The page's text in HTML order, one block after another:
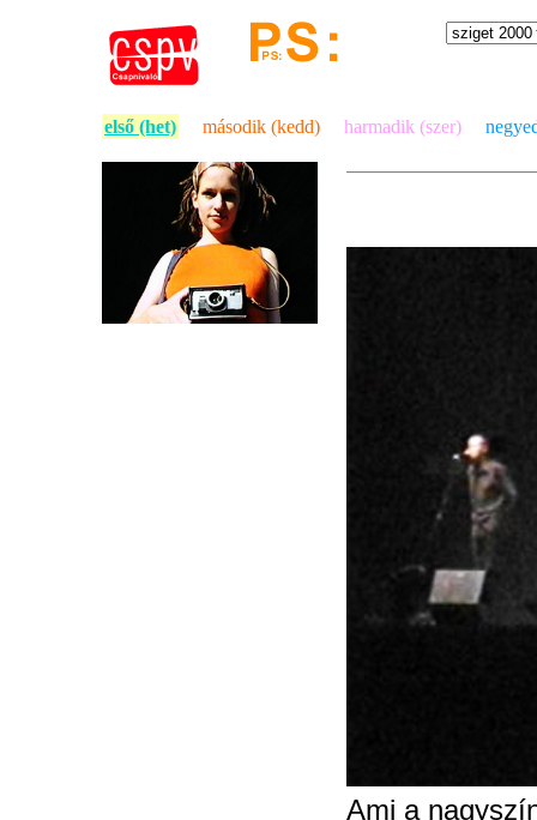
első (het) második (kedd) harmadik (szer)
Ami a